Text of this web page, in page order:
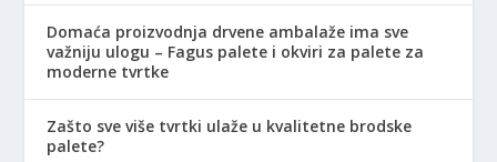
Domaća proizvodnja drvene ambalaže ima sve
važniju ulogu – Fagus palete i okviri za palete za
moderne tvrtke
Zašto sve više tvrtki ulaže u kvalitetne brodske
palete?